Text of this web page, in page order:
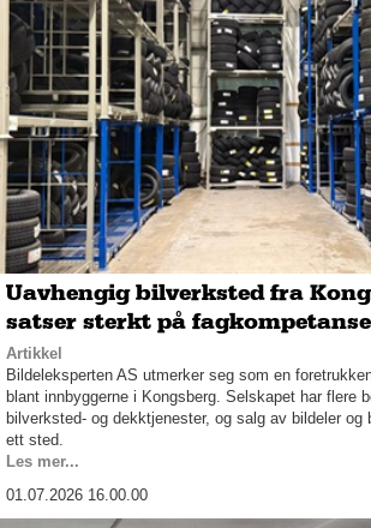
Uavhengig bilverksted fra
satser sterkt på
Artikkel
Bildeleksperten AS utmerker seg som en
blant innbyggerne i Kongsberg. Selskapet har flere
bilverksted- og dekktjenester, og salg av bildeler og
ett sted.
Les mer...
01.07.2026 16.00.00